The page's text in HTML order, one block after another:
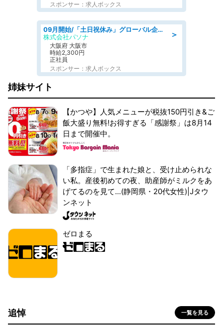
スポンサー：求人ボックス
＞
09月開始/「土日祝休み」グローバル企業での産業保健のお仕事/保健師/高時給/残業なし/服装自由
株式会社パソナ
大阪府 大阪市
時給2,300円
正社員
スポンサー：求人ボックス
姉妹サイト
【かつや】人気メニューが税抜150円引き&ご
飯大盛り無料!お得すぎる「感謝祭」は8月14
日まで開催中。
「多指症」で生まれた娘と、受け止められな
い私。産後初めての夜、助産師がミルクをあ
げてるのを見て...(静岡県・20代女性)|Jタウ
ンネット
ゼロまる
追悼 一覧を見る